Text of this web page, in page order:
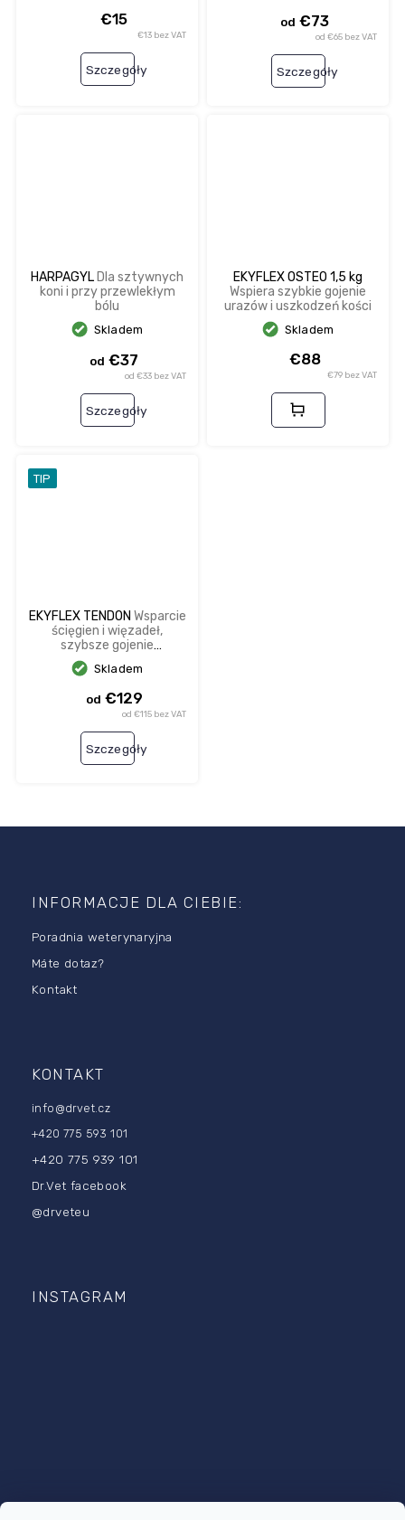
€13 bez VAT
€15
Szczegóły
od €65 bez VAT
od €73
Szczegóły
HARPAGYL Dla sztywnych
koni i przy przewlekłym
bólu
Skladem
od €33 bez VAT
od €37
Szczegóły
EKYFLEX OSTEO 1,5 kg
Wspiera szybkie gojenie
urazów i uszkodzeń kości
Skladem
€79 bez VAT
€88
TIP
EKYFLEX TENDON Wsparcie
ścięgien i więzadeł,
szybsze gojenie
naderwanych lub
zerwanych ścięgien
Skladem
od €115 bez VAT
od €129
Szczegóły
INFORMACJE DLA CIEBIE:
Poradnia weterynaryjna
Máte dotaz?
Kontakt
KONTAKT
info @drvet.cz
+420 775 593 101
+420 775 939 101
Dr.Vet facebook
@drveteu
INSTAGRAM